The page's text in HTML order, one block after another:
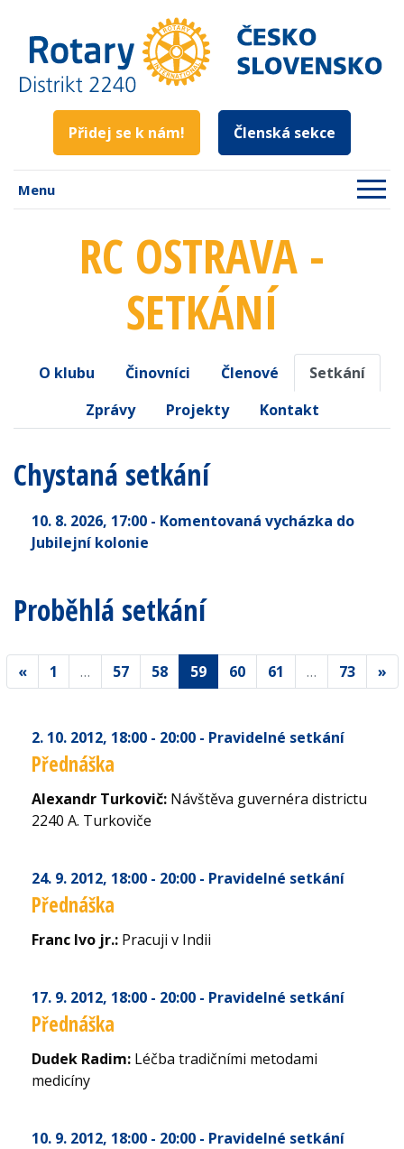
Přidej se k nám! Členská sekce
Menu
RC OSTRAVA -
SETKÁNÍ
O klubu Činovníci Členové
Setkání
Zprávy
Projekty Kontakt
Chystaná setkání
10. 8. 2026, 17:00 - Komentovaná vycházka do
Jubilejní kolonie
Proběhlá setkání
« 1 … 57 58 59 60 61 … 73 »
2. 10. 2012, 18:00 - 20:00 - Pravidelné setkání
Přednáška
Alexandr Turkovič: Návštěva guvernéra districtu
2240 A. Turkoviče
24. 9. 2012, 18:00 - 20:00 - Pravidelné setkání
Přednáška
Franc Ivo jr.: Pracuji v Indii
17. 9. 2012, 18:00 - 20:00 - Pravidelné setkání
Přednáška
Dudek Radim: Léčba tradičními metodami
medicíny
10. 9. 2012, 18:00 - 20:00 - Pravidelné setkání